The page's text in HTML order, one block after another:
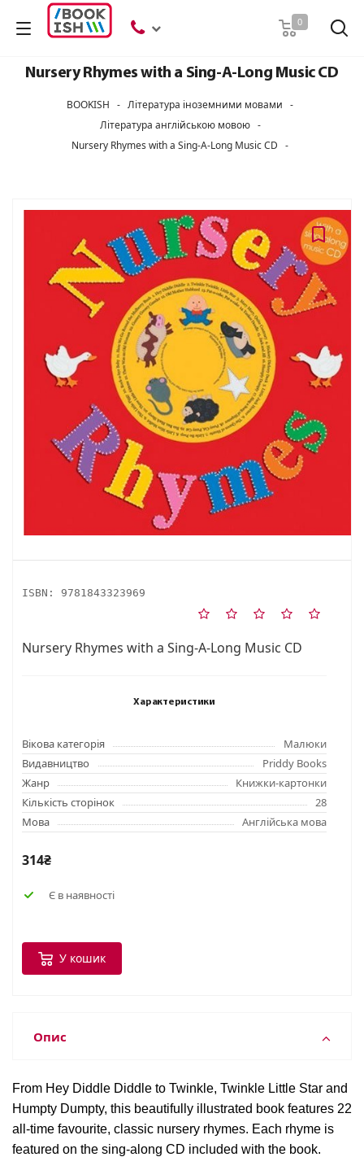
0
Nursery Rhymes with a Sing-A-Long Music CD
BOOKISH - Література іноземними мовами -
Література англійською мовою -
Nursery Rhymes with a Sing-A-Long Music CD -
ISBN: 9781843323969
Nursery Rhymes with a Sing-A-Long Music CD
Характеристики
Вікова категорія
Малюки
Видавництво
Priddy Books
Жанр
Книжки-картонки
Кількість сторінок
28
Мова
Англійська мова
314₴
Є в наявності
У кошик
Опис
From Hey Diddle Diddle to Twinkle, Twinkle Little Star and
Humpty Dumpty, this beautifully illustrated book features 22
all-time favourite, classic nursery rhymes. Each rhyme is
featured on the sing-along CD included with the book.